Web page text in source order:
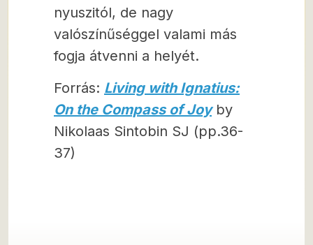
nyuszitól, de nagy
valószínűséggel valami más
fogja átvenni a helyét.
Forrás: Living with Ignatius:
On the Compass of Joyby
Nikolaas Sintobin SJ (pp.36-
37)